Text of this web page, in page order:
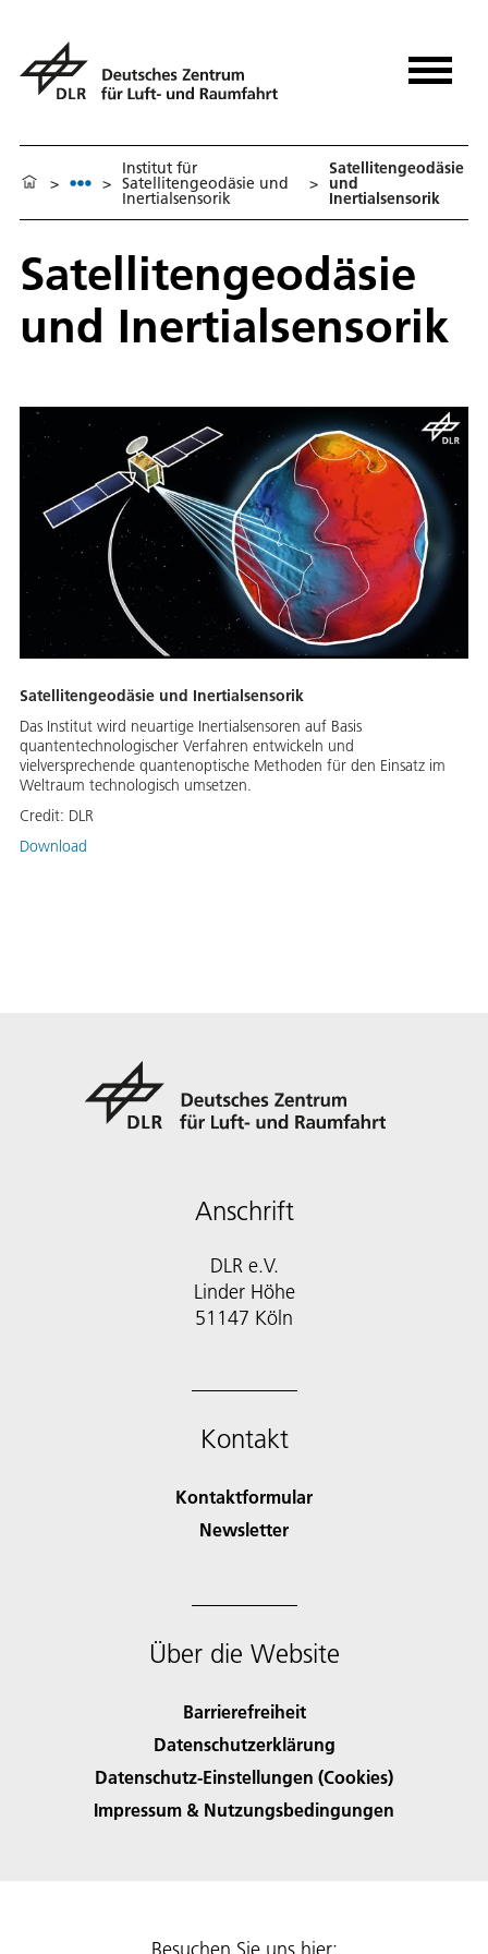
> >
Institut für
Satellitengeodäsie und
Inertialsensorik
>
Satellitengeodäsie
und
Inertialsensorik
Satellitengeodäsie
und Inertialsensorik
Satellitengeodäsie und Inertialsensorik
Das Institut wird neuartige Inertialsensoren auf Basis
quantentechnologischer Verfahren entwickeln und
vielversprechende quantenoptische Methoden für den Einsatz im
Weltraum technologisch umsetzen.
Credit: DLR
Download
Anschrift
DLR e.V.
Linder Höhe
51147 Köln
Kontakt
Kontaktformular
Newsletter
Über die Website
Barrierefreiheit
Datenschutzerklärung
Datenschutz-Einstellungen (Cookies)
Impressum & Nutzungsbedingungen